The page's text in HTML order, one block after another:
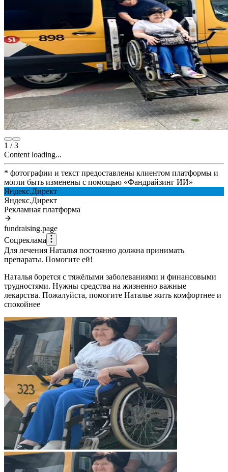
1 /3
Content loading...
* фотографии и текст предоставлены клиентом платформы и
могли быть изменены с помощью «Фандрайзинг ИИ»
Яндекс.Директ
Яндекс.Директ
Рекламная платформа
fundraising.page
Соцреклама
Для лечения Наталья постоянно должна принимать
препараты. Помогите ей!
Наталья борется с тяжёлыми заболеваниями и финансовыми
трудностями. Нужны средства на жизненно важные
лекарства. Пожалуйста, помогите Наталье жить комфортнее и
спокойнее